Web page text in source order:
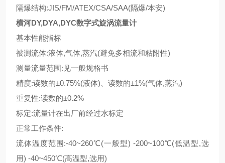
隔爆结构:JIS/FM/ATEX/CSA/SAA(隔爆/本安)
横河DY,DYA,DYC数字式旋涡流量计
基本性能指标
被测流体:液体,气体,蒸汽(避免多相流和粘附性)
测量流量范围:见一般规格书
精度:读数的±0.75%(液体)、读数的±1%(气体,蒸汽)
重复性:读数的±0.2%
标定:流量计在出厂前经过水标定
正常工作条件:
流体温度范围:-40~260℃(一般型) -200~100℃(低温型,选
用) -40~450℃(高温型,选用)